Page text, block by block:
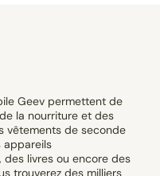
Geev permettent de
la nourriture et des
vêtements de seconde
appareils
livres ou encore des
trouverez des milliers